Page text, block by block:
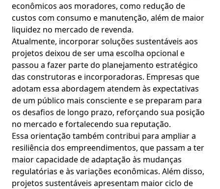
econômicos aos moradores, como redução de
custos com consumo e manutenção, além de maior
liquidez no mercado de revenda.
Atualmente, incorporar soluções sustentáveis aos
projetos deixou de ser uma escolha opcional e
passou a fazer parte do planejamento estratégico
das construtoras e incorporadoras. Empresas que
adotam essa abordagem atendem às expectativas
de um público mais consciente e se preparam para
os desafios de longo prazo, reforçando sua posição
no mercado e fortalecendo sua reputação.
Essa orientação também contribui para ampliar a
resiliência dos empreendimentos, que passam a ter
maior capacidade de adaptação às mudanças
regulatórias e às variações econômicas. Além disso,
projetos sustentáveis apresentam maior ciclo de